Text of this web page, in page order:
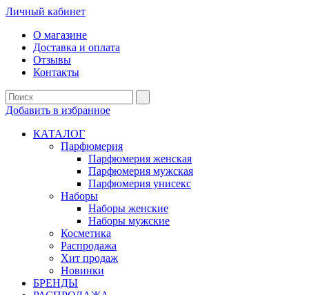
Личный кабинет
О магазине
Доставка и оплата
Отзывы
Контакты
Добавить в избранное
КАТАЛОГ
Парфюмерия
Парфюмерия женская
Парфюмерия мужская
Парфюмерия унисекс
Наборы
Наборы женские
Наборы мужские
Косметика
Распродажа
Хит продаж
Новинки
БРЕНДЫ